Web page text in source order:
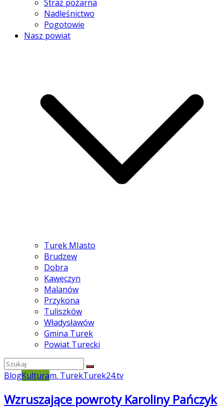
Straż pożarna
Nadleśnictwo
Pogotowie
Nasz powiat
Turek MIasto
Brudzew
Dobra
Kawęczyn
Malanów
Przykona
Tuliszków
Władysławów
Gmina Turek
Powiat Turecki
BlogKulturam. TurekTurek24.tv
Wzruszające powroty Karoliny Pańczyk